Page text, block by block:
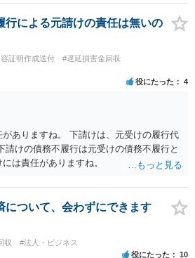
う主張をすることができる可能性があ
なのか？ 自殺した場合、約２年分の賃料
です。
行による元請けの責任は無いの
証明作成送付
#遅延損害金回収
役にたった 4
ありますね。 下請けは、元受けの履行代
請けの債務不履行は元受けの債務不履行と
は責任がありますね。
について、会わずにできます
収 #法人・ビジネス
役にたった 10